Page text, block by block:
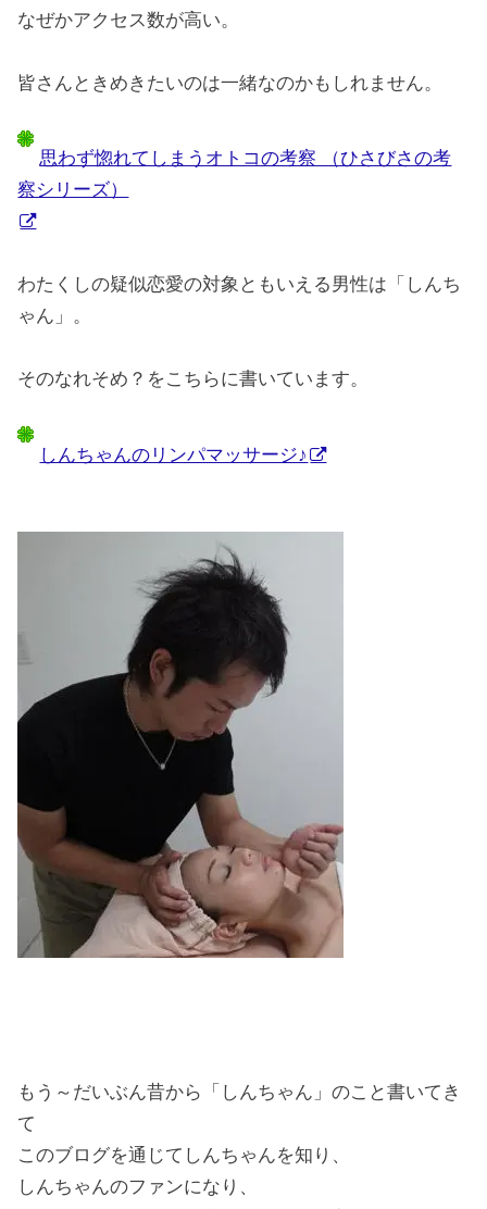
なぜかアクセス数が高い。
皆さんときめきたいのは一緒なのかもしれません。
思わず惚れてしまうオトコの考察 （ひさびさの考
察シリーズ）
わたくしの疑似恋愛の対象ともいえる男性は「しんち
ゃん」。
そのなれそめ？をこちらに書いています。
しんちゃんのリンパマッサージ♪
もう～だいぶん昔から「しんちゃん」のこと書いてき
て
このブログを通じてしんちゃんを知り、
しんちゃんのファンになり、